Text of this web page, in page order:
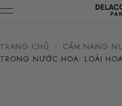
TRANG CHỦ › CẨM NANG
TRONG NƯỚC HOA: LOÀI